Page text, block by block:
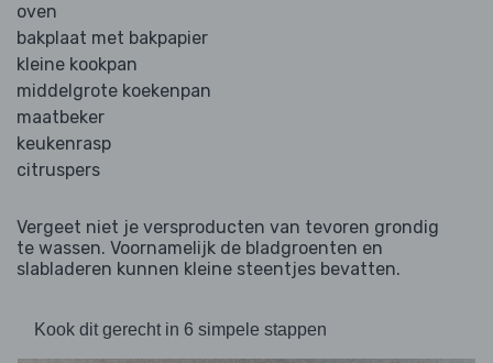
oven
bakplaat met bakpapier
kleine kookpan
middelgrote koekenpan
maatbeker
keukenrasp
citruspers
Vergeet niet je versproducten van tevoren grondig
te wassen. Voornamelijk de bladgroenten en
slabladeren kunnen kleine steentjes bevatten.
Kook dit gerecht in 6 simpele stappen